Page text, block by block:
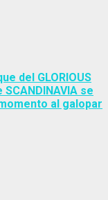
del GLORIOUS
se
al galopar